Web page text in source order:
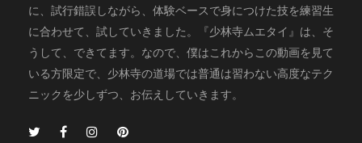
に、試行錯誤しながら、体験ベースで身につけた技を練習生
に合わせて、試していきました。『少林寺ムエタイ』は、そ
うして、できてます。なので、僕はこれからこの動画を見て
いる方限定で、少林寺の道場では普通は習わない高度なテク
ニックを少しずつ、お伝えしていきます。